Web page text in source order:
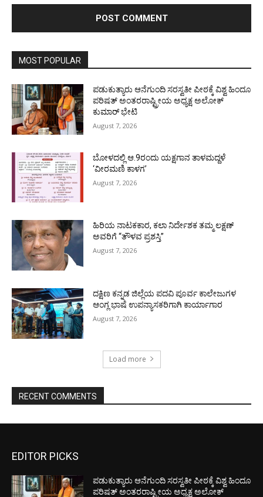
MOST POPULAR
ಪಡುಕುತ್ಯಾರು ಆನೆಗುಂದಿ ಸರಸ್ವತೀ ಪೀಠಕ್ಕೆ ವಿಶ್ವ ಹಿಂದೂ
ಪರಿಷತ್ ಅಂತರರಾಷ್ಟ್ರೀಯ ಅಧ್ಯಕ್ಷ ಅಲೋಕ್
ಕುಮಾರ್ ಭೇಟಿ
August 7, 2026
ಬೋಳದಲ್ಲಿ ಆ.9ರಂದು ಯಕ್ಷಗಾನ ತಾಳಮದ್ದಳೆ
‘ವೀರಮಣಿ ಕಾಳಗ’
August 7, 2026
ಹಿರಿಯ ನಾಟಕಕಾರ, ಕಲಾ ನಿರ್ದೇಶಕ ತಮ್ಮ ಲಕ್ಷಣ್
ಅವರಿಗೆ “ತೌಳವ ಪ್ರಶಸ್ತಿ”
August 7, 2026
ದಕ್ಷಿಣ ಕನ್ನಡ ಜಿಲ್ಲೆಯ ಪದವಿ ಪೂರ್ವ ಕಾಲೇಜುಗಳ
ಆಂಗ್ಲ ಭಾಷೆ ಉಪನ್ಯಾಸಕರಿಗಾಗಿ ಕಾರ್ಯಾಗಾರ
August 7, 2026
Load more
RECENT COMMENTS
EDITOR PICKS
ಪಡುಕುತ್ಯಾರು ಆನೆಗುಂದಿ ಸರಸ್ವತೀ ಪೀಠಕ್ಕೆ ವಿಶ್ವ ಹಿಂದೂ
ಪರಿಷತ್ ಅಂತರರಾಷ್ಟ್ರೀಯ ಅಧ್ಯಕ್ಷ ಅಲೋಕ್